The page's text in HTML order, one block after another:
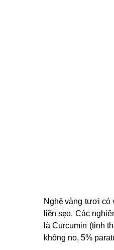
Nghệ vàng tươi có
liền sẹo. Các
là Curcumin (tinh
không no, 5%